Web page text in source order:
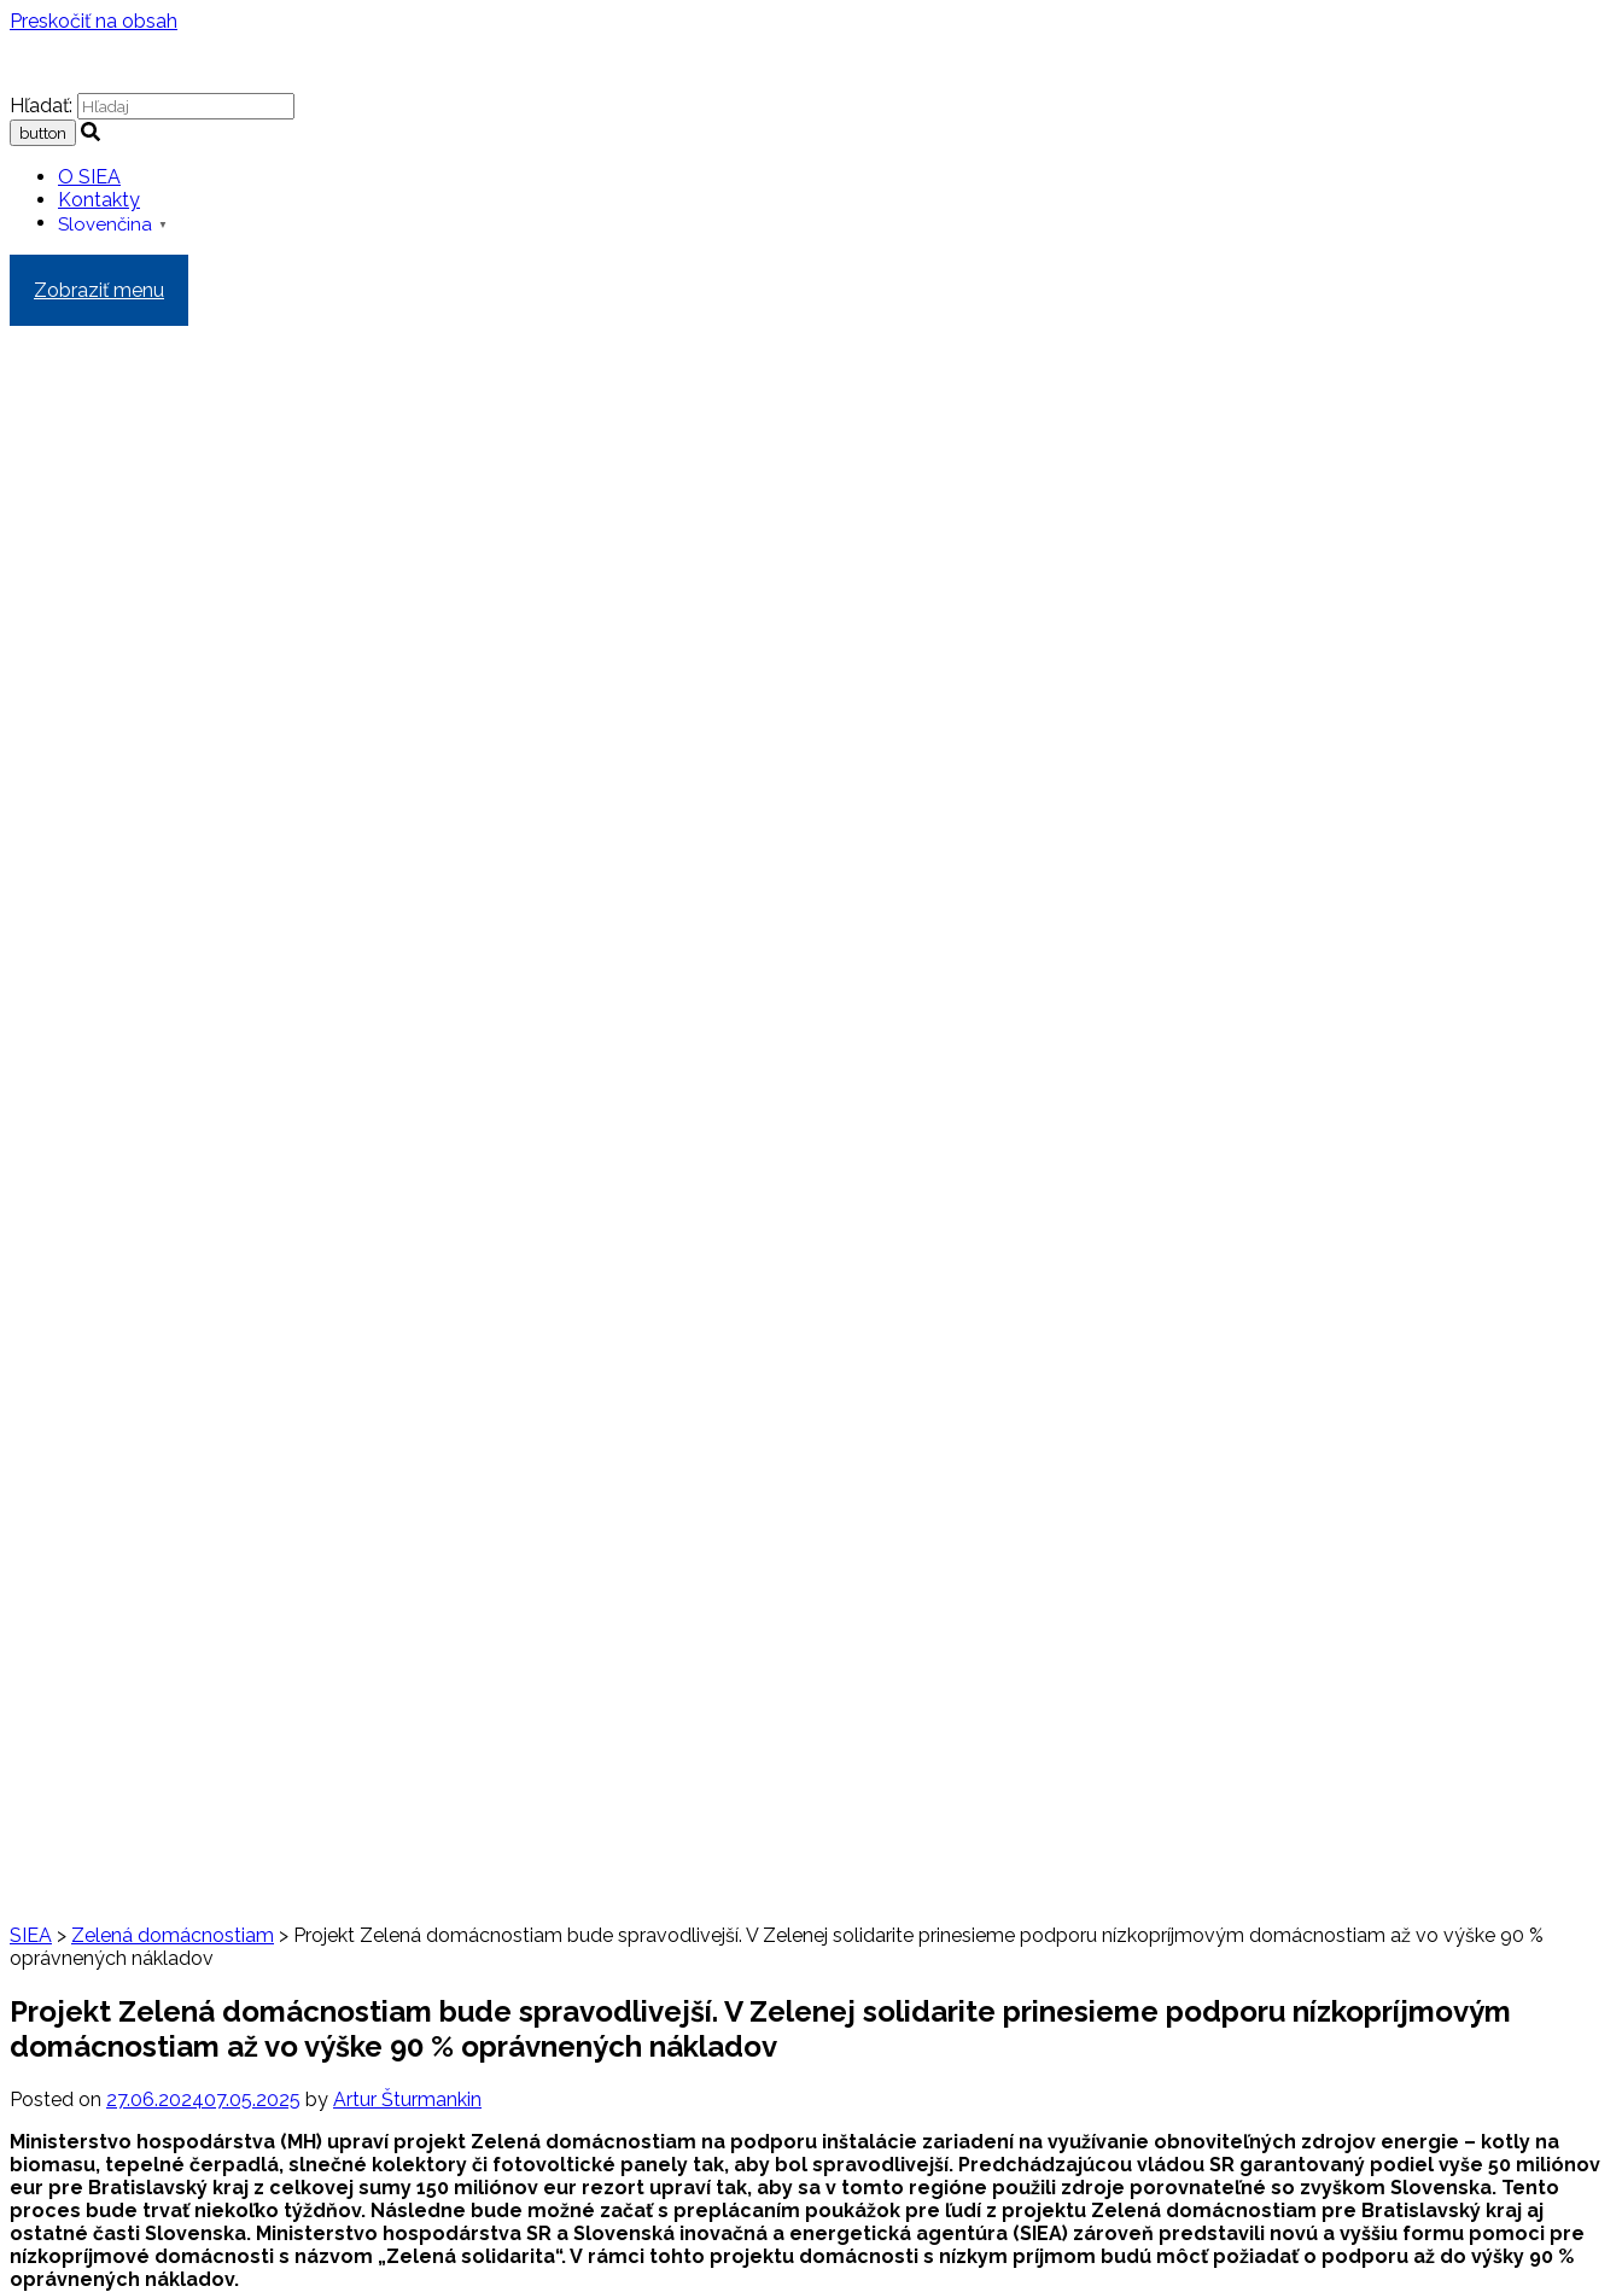
Preskočiť na obsah
Hľadať:
O SIEA
Kontakty
Slovenčina ▼
Zobraziť menu
SIEA > Zelená domácnostiam > Projekt Zelená domácnostiam bude spravodlivejší. V Zelenej solidarite prinesieme podporu nízkopríjmovým domácnostiam až vo výške 90 %
oprávnených nákladov
Projekt Zelená domácnostiam bude spravodlivejší. V Zelenej solidarite prinesieme podporu nízkopríjmovým
domácnostiam až vo výške 90 % oprávnených nákladov
Posted on 27.06.202407.05.2025 by Artur Šturmankin
Ministerstvo hospodárstva (MH) upraví projekt Zelená domácnostiam na podporu inštalácie zariadení na využívanie obnoviteľných zdrojov energie – kotly na
biomasu, tepelné čerpadlá, slnečné kolektory či fotovoltické panely tak, aby bol spravodlivejší. Predchádzajúcou vládou SR garantovaný podiel vyše 50 miliónov
eur pre Bratislavský kraj z celkovej sumy 150 miliónov eur rezort upraví tak, aby sa v tomto regióne použili zdroje porovnateľné so zvyškom Slovenska. Tento
proces bude trvať niekoľko týždňov. Následne bude možné začať s preplácaním poukážok pre ľudí z projektu Zelená domácnostiam pre Bratislavský kraj aj
ostatné časti Slovenska. Ministerstvo hospodárstva SR a Slovenská inovačná a energetická agentúra (SIEA) zároveň predstavili novú a vyššiu formu pomoci pre
nízkopríjmové domácnosti s názvom „Zelená solidarita“. V rámci tohto projektu domácnosti s nízkym príjmom budú môcť požiadať o podporu až do výšky 90 %
oprávnených nákladov.